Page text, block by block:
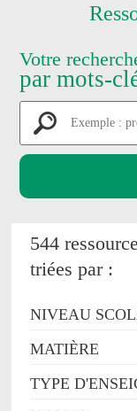
Votre
par mots-
544
triées par :
NIVEAU
MATIÈRE
TYPE